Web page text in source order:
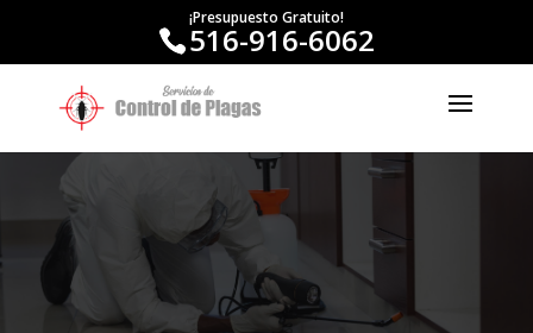
¡Presupuesto Gratuito!
516-916-6062